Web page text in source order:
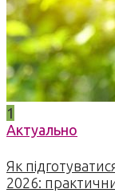
1
Актуально
Як
2026: